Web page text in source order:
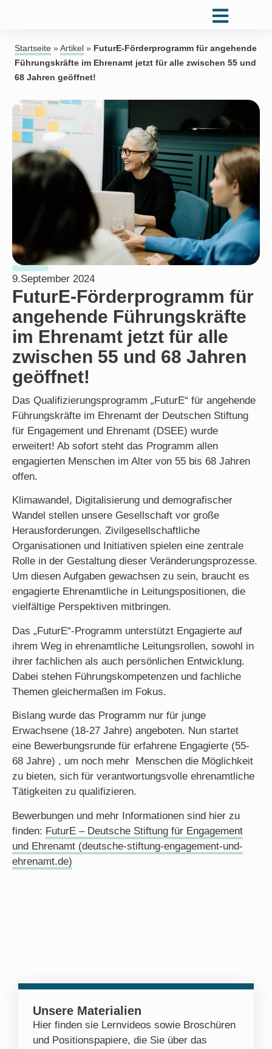
Startseite » Artikel » FuturE-Förderprogramm für angehende
Führungskräfte im Ehrenamt jetzt für alle zwischen 55 und
68 Jahren geöffnet!
9.September 2024
FuturE-Förderprogramm für
angehende Führungskräfte
im Ehrenamt jetzt für alle
zwischen 55 und 68 Jahren
geöffnet!
Das Qualifizierungsprogramm „FuturE“ für angehende
Führungskräfte im Ehrenamt der Deutschen Stiftung
für Engagement und Ehrenamt (DSEE) wurde
erweitert! Ab sofort steht das Programm allen
engagierten Menschen im Alter von 55 bis 68 Jahren
offen.
Klimawandel, Digitalisierung und demografischer
Wandel stellen unsere Gesellschaft vor große
Herausforderungen. Zivilgesellschaftliche
Organisationen und Initiativen spielen eine zentrale
Rolle in der Gestaltung dieser Veränderungsprozesse.
Um diesen Aufgaben gewachsen zu sein, braucht es
engagierte Ehrenamtliche in Leitungspositionen, die
vielfältige Perspektiven mitbringen.
Das „FuturE“-Programm unterstützt Engagierte auf
ihrem Weg in ehrenamtliche Leitungsrollen, sowohl in
ihrer fachlichen als auch persönlichen Entwicklung.
Dabei stehen Führungskompetenzen und fachliche
Themen gleichermaßen im Fokus.
Bislang wurde das Programm nur für junge
Erwachsene (18-27 Jahre) angeboten. Nun startet
eine Bewerbungsrunde für erfahrene Engagierte (55-
68 Jahre) , um noch mehr Menschen die Möglichkeit
zu bieten, sich für verantwortungsvolle ehrenamtliche
Tätigkeiten zu qualifizieren.
Bewerbungen und mehr Informationen sind hier zu
finden: FuturE – Deutsche Stiftung für Engagement
und Ehrenamt (deutsche-stiftung-engagement-und-
ehrenamt.de)
Unsere Materialien
Hier finden sie Lernvideos sowie Broschüren
und Positionspapiere, die Sie über das